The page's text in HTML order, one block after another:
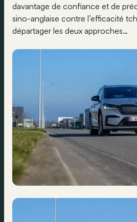
davantage de confiance et de
sino-anglaise contre l’efficacité
départager les deux approches…